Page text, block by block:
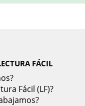
FÁCIL
Fácil (LF)?